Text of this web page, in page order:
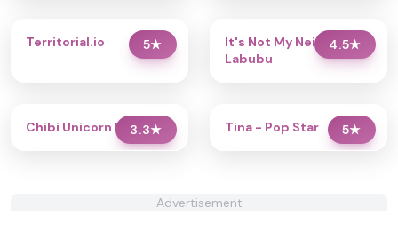
5★
Territorial.io 4.5★
It's Not My Neighbor:
Labubu
3.3★
Chibi Unicorn Dress Up 5★
Tina - Pop Star
Advertisement